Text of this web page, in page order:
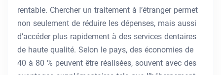
rentable. Chercher un traitement à l’étranger permet
non seulement de réduire les dépenses, mais aussi
d’accéder plus rapidement à des services dentaires
de haute qualité. Selon le pays, des économies de
40 à 80 % peuvent être réalisées, souvent avec des